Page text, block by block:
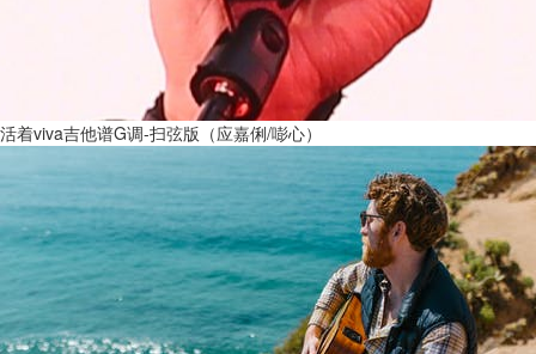
活着viva吉他谱G调-扫弦版（应嘉俐/嘭心）